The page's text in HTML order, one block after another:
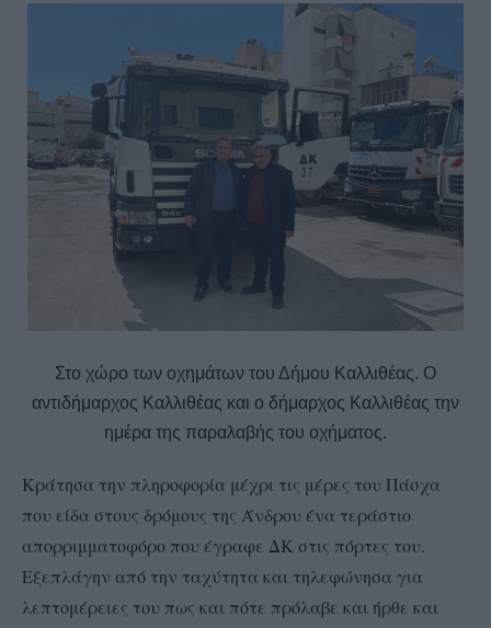
Στο χώρο των οχημάτων του Δήμου Καλλιθέας. Ο
αντιδήμαρχος Καλλιθέας και ο δήμαρχος Καλλιθέας την
ημέρα της παραλαβής του οχήματος.
Κράτησα την πληροφορία μέχρι τις μέρες του Πάσχα
που είδα στους δρόμους της Άνδρου ένα τεράστιο
απορριμματοφόρο που έγραφε ΔΚ στις πόρτες του.
Εξεπλάγην από την ταχύτητα και τηλεφώνησα για
λεπτομέρειες του πως και πότε πρόλαβε και ήρθε και